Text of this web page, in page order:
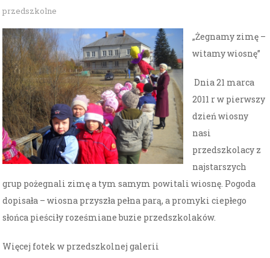
przedszkolne
„Żegnamy zimę –
witamy wiosnę”
Dnia 21 marca
2011 r w pierwszy
dzień wiosny
nasi
przedszkolacy z
najstarszych
grup pożegnali zimę a tym samym powitali wiosnę. Pogoda
dopisała – wiosna przyszła pełna parą, a promyki ciepłego
słońca pieściły roześmiane buzie przedszkolaków.
Więcej fotek w przedszkolnej galerii